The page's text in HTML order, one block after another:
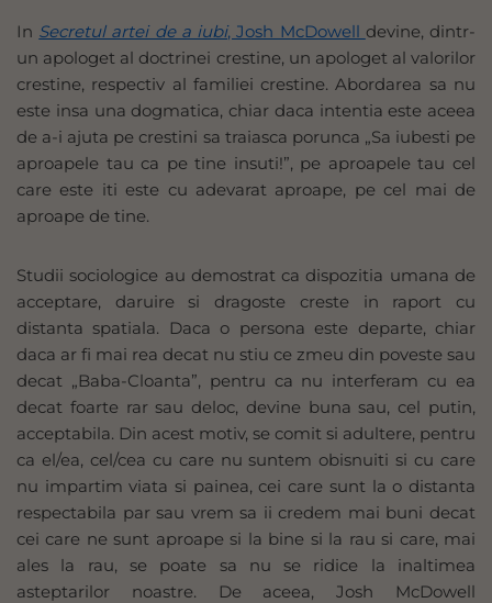
In Secretul artei de a iubi, Josh McDowell devine, dintr-
un apologet al doctrinei crestine, un apologet al valorilor
crestine, respectiv al familiei crestine. Abordarea sa nu
este insa una dogmatica, chiar daca intentia este aceea
de a-i ajuta pe crestini sa traiasca porunca „Sa iubesti pe
aproapele tau ca pe tine insuti!”, pe aproapele tau cel
care este iti este cu adevarat aproape, pe cel mai de
aproape de tine.
Studii sociologice au demostrat ca dispozitia umana de
acceptare, daruire si dragoste creste in raport cu
distanta spatiala. Daca o persona este departe, chiar
daca ar fi mai rea decat nu stiu ce zmeu din poveste sau
decat „Baba-Cloanta”, pentru ca nu interferam cu ea
decat foarte rar sau deloc, devine buna sau, cel putin,
acceptabila. Din acest motiv, se comit si adultere, pentru
ca el/ea, cel/cea cu care nu suntem obisnuiti si cu care
nu impartim viata si painea, cei care sunt la o distanta
respectabila par sau vrem sa ii credem mai buni decat
cei care ne sunt aproape si la bine si la rau si care, mai
ales la rau, se poate sa nu se ridice la inaltimea
asteptarilor noastre. De aceea, Josh McDowell